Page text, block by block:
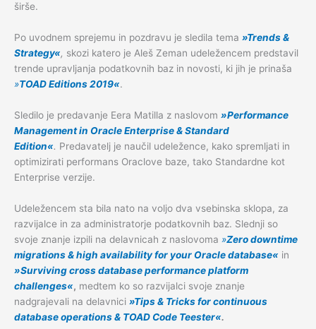
širše.
Po uvodnem sprejemu in pozdravu je sledila tema »Trends &
Strategy«, skozi katero je Aleš Zeman udeležencem predstavil
trende upravljanja podatkovnih baz in novosti, ki jih je prinaša
»TOAD Editions 2019«.
Sledilo je predavanje Eera Matilla z naslovom »Performance
Management in Oracle Enterprise & Standard
Edition«. Predavatelj je naučil udeležence, kako spremljati in
optimizirati performans Oraclove baze, tako Standardne kot
Enterprise verzije.
Udeležencem sta bila nato na voljo dva vsebinska sklopa, za
razvijalce in za administratorje podatkovnih baz. Slednji so
svoje znanje izpili na delavnicah z naslovoma »Zero downtime
migrations & high availability for your Oracle database« in
»Surviving cross database performance platform
challenges«, medtem ko so razvijalci svoje znanje
nadgrajevali na delavnici »Tips & Tricks for continuous
database operations & TOAD Code Teester«.